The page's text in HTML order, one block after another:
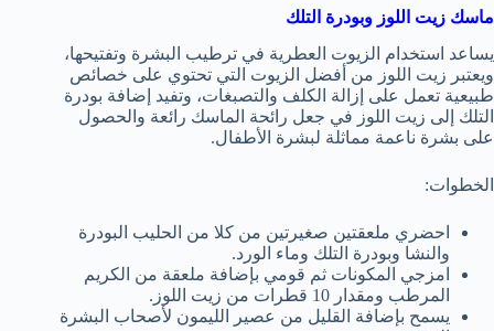
ماسك زيت اللوز وبودرة التلك
يساعد استخدام الزيوت العطرية في ترطيب البشرة وتفتيحها،
ويعتبر زيت اللوز من أفضل الزيوت التي تحتوي على خصائص
طبيعية تعمل على إزالة الكلف والتصبغات، وتفيد إضافة بودرة
التلك إلى زيت اللوز في جعل رائحة الماسك رائعة والحصول
على بشرة ناعمة مماثلة لبشرة الأطفال.
الخطوات:
احضري ملعقتين صغيرتين من كلا من الحليب البودرة
والنشا وبودرة التلك وماء الورد.
امزجي المكونات ثم قومي بإضافة ملعقة من الكريم
المرطب ومقدار 10 قطرات من زيت اللوز.
يسمح بإضافة القليل من عصير الليمون لأصحاب البشرة